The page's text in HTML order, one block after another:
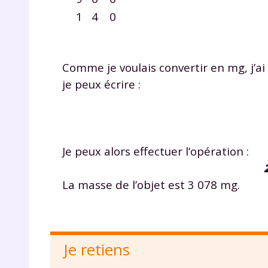
1
4 0
Comme je voulais convertir en mg,
je peux écrire :
Je peux alors effectuer l’opération :
La masse de l’objet est 3 078 mg.
Je retiens
*
vos
Votre